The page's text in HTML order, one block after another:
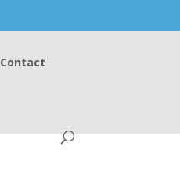
Contact